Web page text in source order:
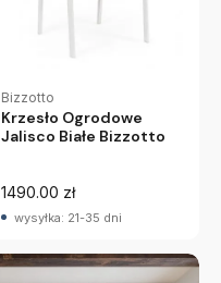
Bizzotto
Krzesło Ogrodowe
Jalisco Białe Bizzotto
1490.00 zł
wysyłka: 21-35 dni